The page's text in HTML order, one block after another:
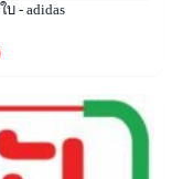
รองเท้าผ้าใบ - adidas